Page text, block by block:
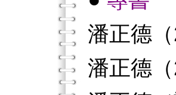
潘正德
潘正德